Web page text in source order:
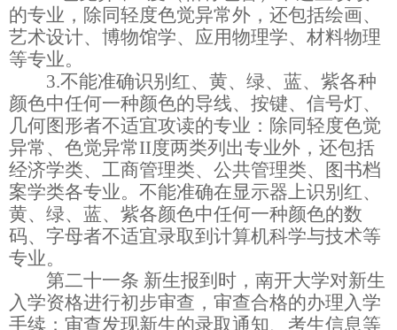
的专业 ，除同轻度色觉异常外，还包括绘画、
艺术设计、博物馆学、应用物理学、材料物理
等专业。
3.不能准确识别红、黄、绿、蓝、紫各种
颜色中任何一种颜色的导线、按键、信号灯、
几何图形者不适宜攻读的专业：除同轻度色觉
异常、色觉异常II度两类列出专业外，还包括
经济学类、工商管理类、公共管理类、图书档
案学类各专业。不能准确在显示器上识别红、
黄、绿、蓝、紫各颜色中任何一种颜色的数
码、字母者不适宜录取到计算机科学与技术等
专业。
第二十一条 新生报到时，南开大学对新生
入学资格进行初步审查，审查合格的办理入学
手续；审查发现新生的录取通知、考生信息等